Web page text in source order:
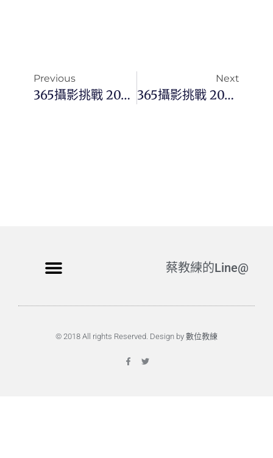
Previous
365攝影挑戰 20230714(五) 195/365 Day2732
Next
365攝影挑戰 20230715(六) 196/365 Day2733
蔡教練的Line@
© 2018 All rights Reserved. Design by 數位教練